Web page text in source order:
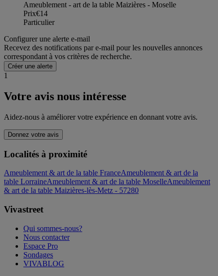
Ameublement - art de la table Maizières - Moselle
Prix€14
Particulier
Configurer une alerte e-mail
Recevez des notifications par e-mail pour les nouvelles annonces
correspondant à vos critères de recherche.
Créer une alerte
1
Votre avis nous intéresse
Aidez-nous à améliorer votre expérience en donnant votre avis.
Donnez votre avis
Localités à proximité
Ameublement & art de la table FranceAmeublement & art de la
table LorraineAmeublement & art de la table MoselleAmeublement
& art de la table Maizières-lès-Metz - 57280
Vivastreet
Qui sommes-nous?
Nous contacter
Espace Pro
Sondages
VIVABLOG